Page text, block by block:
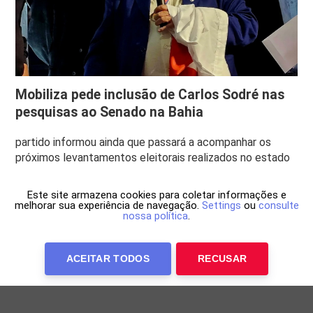
Mobiliza pede inclusão de Carlos Sodré nas
pesquisas ao Senado na Bahia
partido informou ainda que passará a acompanhar os
próximos levantamentos eleitorais realizados no estado
Este site armazena cookies para coletar informações e
melhorar sua experiência de navegação. Settings ou consulte
nossa política.
ACEITAR TODOS RECUSAR